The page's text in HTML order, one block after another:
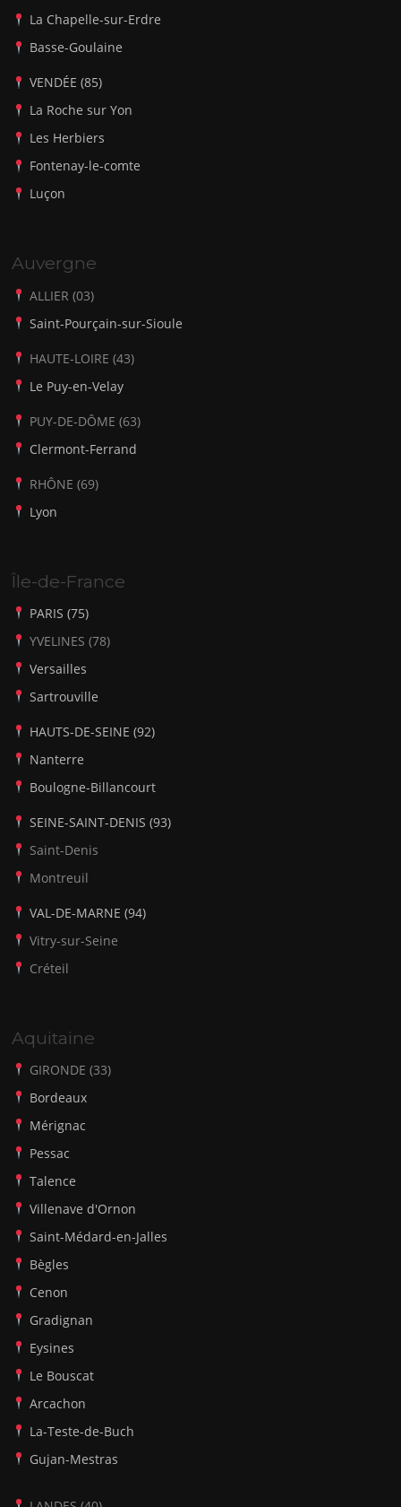
La Chapelle-sur-Erdre
Basse-Goulaine
VENDÉE (85)
La Roche sur Yon
Les Herbiers
Fontenay-le-comte
Luçon
Auvergne
ALLIER (03)
Saint-Pourçain-sur-Sioule
HAUTE-LOIRE (43)
Le Puy-en-Velay
PUY-DE-DÔME (63)
Clermont-Ferrand
RHÔNE (69)
Lyon
Île-de-France
PARIS (75)
YVELINES (78)
Versailles
Sartrouville
HAUTS-DE-SEINE (92)
Nanterre
Boulogne-Billancourt
SEINE-SAINT-DENIS (93)
Saint-Denis
Montreuil
VAL-DE-MARNE (94)
Vitry-sur-Seine
Créteil
Aquitaine
GIRONDE (33)
Bordeaux
Mérignac
Pessac
Talence
Villenave d'Ornon
Saint-Médard-en-Jalles
Bègles
Cenon
Gradignan
Eysines
Le Bouscat
Arcachon
La-Teste-de-Buch
Gujan-Mestras